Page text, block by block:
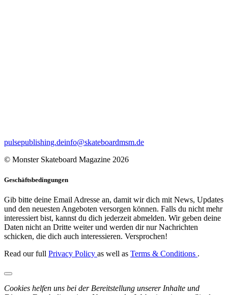
pulsepublishing.deinfo@skateboardmsm.de
© Monster Skateboard Magazine 2026
Geschäftsbedingungen
Gib bitte deine Email Adresse an, damit wir dich mit News, Updates
und den neuesten Angeboten versorgen können. Falls du nicht mehr
interessiert bist, kannst du dich jederzeit abmelden. Wir geben deine
Daten nicht an Dritte weiter und werden dir nur Nachrichten
schicken, die dich auch interessieren. Versprochen!
Read our full Privacy Policy as well as Terms & Conditions .
Cookies helfen uns bei der Bereitstellung unserer Inhalte und